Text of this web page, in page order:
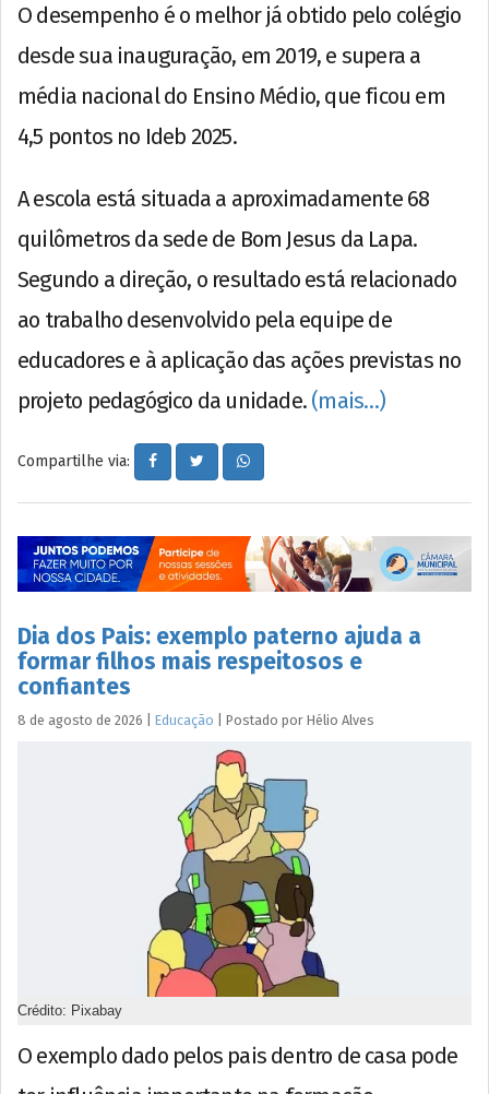
O desempenho é o melhor já obtido pelo colégio
desde sua inauguração, em 2019, e supera a
média nacional do Ensino Médio, que ficou em
4,5 pontos no Ideb 2025.
A escola está situada a aproximadamente 68
quilômetros da sede de Bom Jesus da Lapa.
Segundo a direção, o resultado está relacionado
ao trabalho desenvolvido pela equipe de
educadores e à aplicação das ações previstas no
projeto pedagógico da unidade. (mais…)
Compartilhe via:
Dia dos Pais: exemplo paterno ajuda a
formar filhos mais respeitosos e
confiantes
8 de agosto de 2026 Educação Postado por Hélio Alves
Crédito: Pixabay
O exemplo dado pelos pais dentro de casa pode